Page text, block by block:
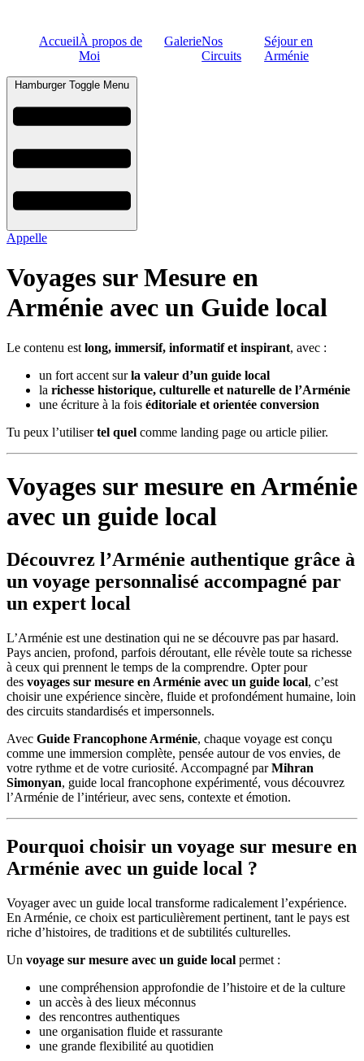
AccueilÀ propos de
Moi
GalerieNos
Circuits
Séjour en
Arménie
Hamburger Toggle Menu
Appelle
Voyages sur Mesure en
Arménie avec un Guide local
Le contenu est long, immersif, informatif et inspirant, avec :
un fort accent surla valeur d’un guide local
la richesse historique, culturelle et naturelle de l’Arménie
une écriture à la fois éditoriale et orientée conversion
Tu peux l’utilisertel quel comme landing page ou article pilier.
Voyages sur mesure en Arménie
avec un guide local
Découvrez l’Arménie authentique grâce à
un voyage personnalisé accompagné par
un expert local
L’Arménie est une destination qui ne se découvre pas par hasard.
Pays ancien, profond, parfois déroutant, elle révèle toute sa richesse
à ceux qui prennent le temps de la comprendre. Opter pour
des voyages sur mesure en Arménie avec un guide local, c’est
choisir une expérience sincère, fluide et profondément humaine, loin
des circuits standardisés et impersonnels.
Avec Guide Francophone Arménie, chaque voyage est conçu
comme une immersion complète, pensée autour de vos envies, de
votre rythme et de votre curiosité. Accompagné parMihran
Simonyan, guide local francophone expérimenté, vous découvrez
l’Arménie de l’intérieur, avec sens, contexte et émotion.
Pourquoi choisir un voyage sur mesure en
Arménie avec un guide local ?
Voyager avec un guide local transforme radicalement l’expérience.
En Arménie, ce choix est particulièrement pertinent, tant le pays est
riche d’histoires, de traditions et de subtilités culturelles.
Un voyage sur mesure avec un guide local permet :
une compréhension approfondie de l’histoire et de la culture
un accès à des lieux méconnus
des rencontres authentiques
une organisation fluide et rassurante
une grande flexibilité au quotidien